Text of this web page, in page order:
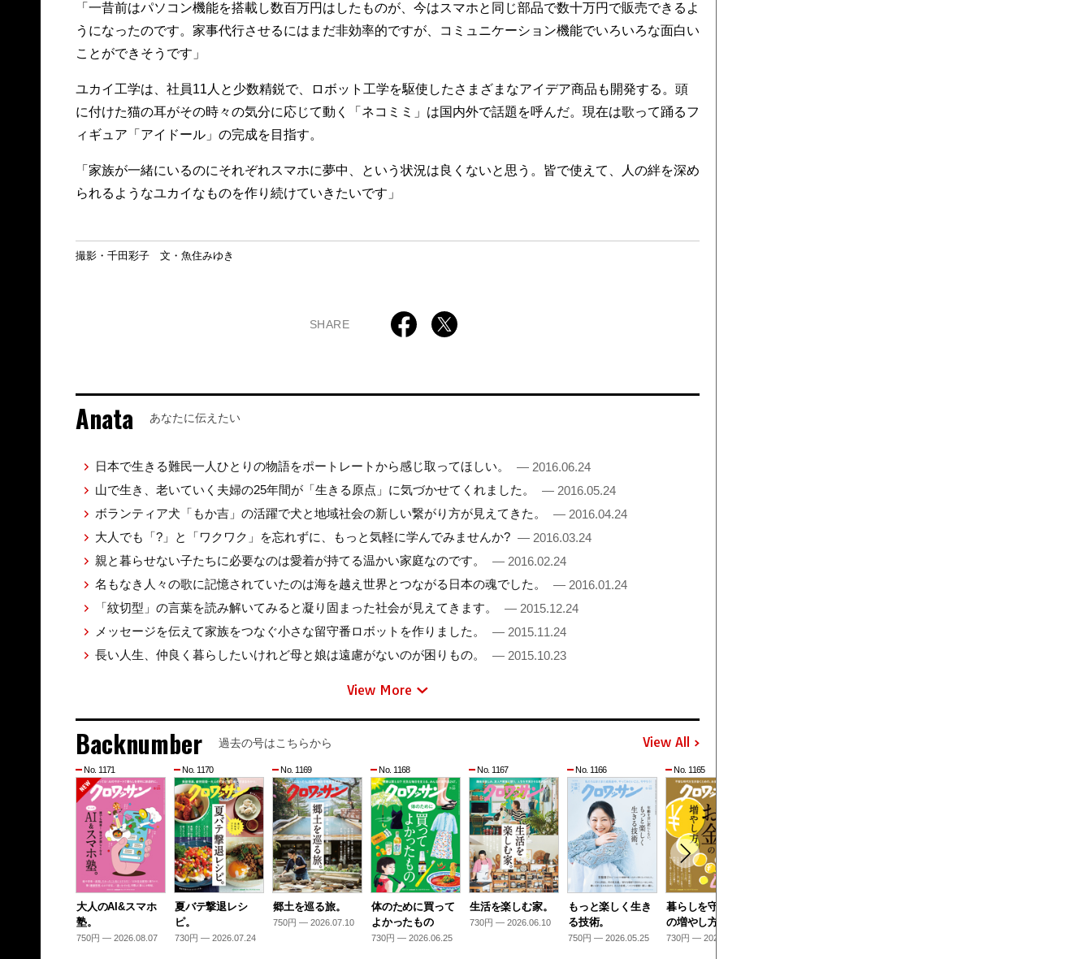
「一昔前はパソコン機能を搭載し数百万円はしたものが、今はスマホと同じ部品で数十万円で販売できるよ
うになったのです。家事代行させるにはまだ非効率的ですが、コミュニケーション機能でいろいろな面白い
ことができそうです」
ユカイ工学は、社員11人と少数精鋭で、ロボット工学を駆使したさまざまなアイデア商品も開発する。頭
に付けた猫の耳がその時々の気分に応じて動く「ネコミミ」は国内外で話題を呼んだ。現在は歌って踊るフ
ィギュア「アイドール」の完成を目指す。
「家族が一緒にいるのにそれぞれスマホに夢中、という状況は良くないと思う。皆で使えて、人の絆を深め
られるようなユカイなものを作り続けていきたいです」
撮影・千田彩子 文・魚住みゆき
SHARE
Anata あなたに伝えたい
日本で生きる難民一人ひとりの物語をポートレートから感じ取ってほしい。
— 2016.06.24
山で生き、老いていく夫婦の25年間が「生きる原点」に気づかせてくれました。
— 2016.05.24
ボランティア犬「もか吉」の活躍で犬と地域社会の新しい繋がり方が見えてきた。
— 2016.04.24
大人でも「?」と「ワクワク」を忘れずに、もっと気軽に学んでみませんか? — 2016.03.24
親と暮らせない子たちに必要なのは愛着が持てる温かい家庭なのです。
— 2016.02.24
名もなき人々の歌に記憶されていたのは海を越え世界とつながる日本の魂でした。
— 2016.01.24
「紋切型」の言葉を読み解いてみると凝り固まった社会が見えてきます。
— 2015.12.24
メッセージを伝えて家族をつなぐ小さな留守番ロボットを作りました。
— 2015.11.24
長い人生、仲良く暮らしたいけれど母と娘は遠慮がないのが困りもの。
— 2015.10.23
View More
Backnumber 過去の号はこちらから View All
No. 1171
大人のAI&スマホ
塾。
750円 — 2026.08.07
No. 1170
夏バテ撃退レシ
ピ。
730円 — 2026.07.24
No. 1169
郷土を巡る旅。
750円 — 2026.07.10
No. 1168
体のために買って
よかったもの
730円 — 2026.06.25
No. 1167
生活を楽しむ家。
730円 — 2026.06.10
No. 1166
もっと楽しく生き
る技術。
750円 — 2026.05.25
No. 1165
暮らしを守るお金
の増やし方。
730円 — 2026.05.09